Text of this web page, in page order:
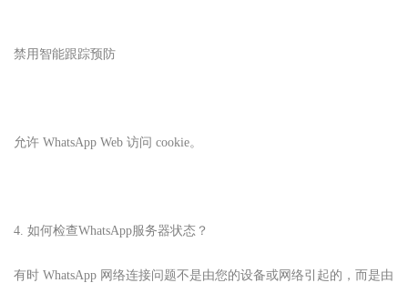
禁用智能跟踪预防
允许 WhatsApp Web 访问 cookie。
4. 如何检查WhatsApp服务器状态？
有时 WhatsApp 网络连接问题不是由您的设备或网络引起的，而是由